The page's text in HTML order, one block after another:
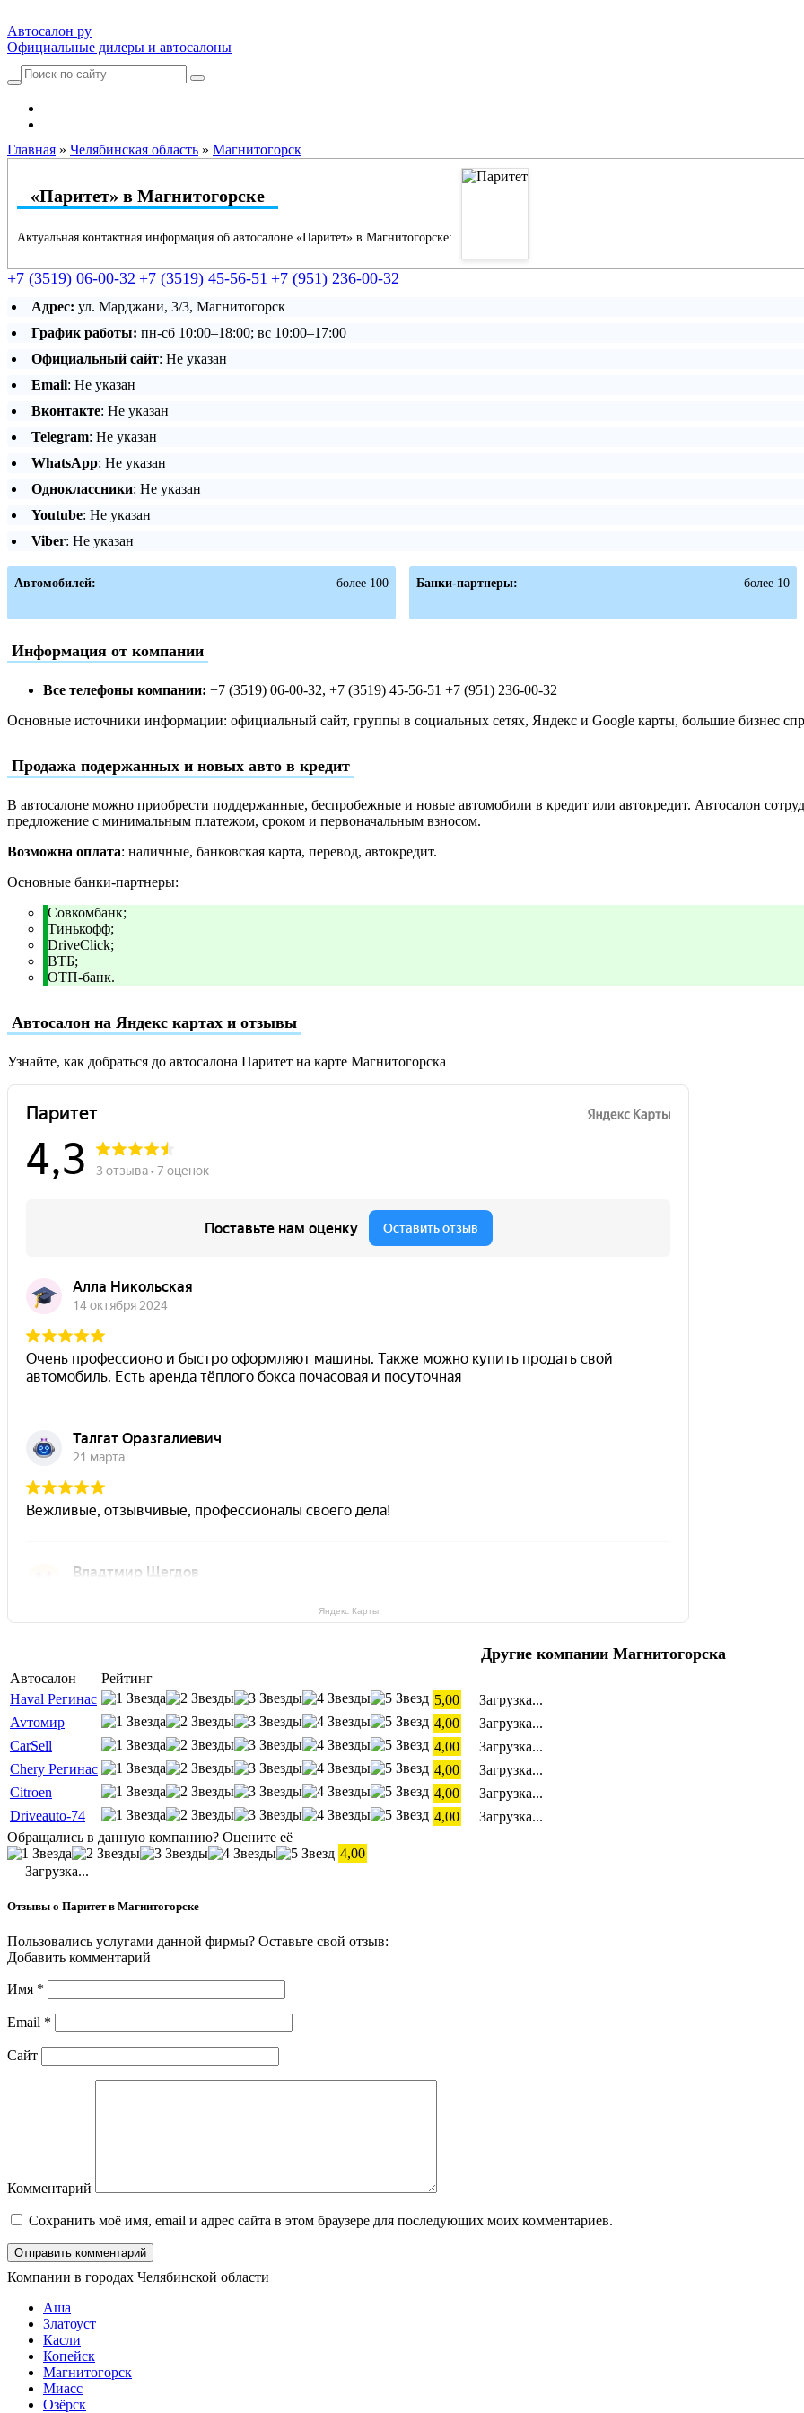
Автосалон ру
Официальные дилеры и автосалоны
Главная » Челябинская область » Магнитогорск
«Паритет» в Магнитогорске
Актуальная контактная информация об автосалоне «Паритет» в Магнитогорске:
+7 (3519) 06-00-32 +7 (3519) 45-56-51 +7 (951) 236-00-32
Адрес: ул. Марджани, 3/3, Магнитогорск
График работы: пн-сб 10:00–18:00; вс 10:00–17:00
Официальный сайт: Не указан
Email: Не указан
Вконтакте: Не указан
Telegram: Не указан
WhatsApp: Не указан
Одноклассники: Не указан
Youtube: Не указан
Viber: Не указан
Автомобилей: более 100 Банки-партнеры: более 10
Информация от компании
Все телефоны компании: +7 (3519) 06-00-32, +7 (3519) 45-56-51 +7 (951) 236-00-32
Основные источники информации: официальный сайт, группы в социальных сетях, Яндекс и Google карты, большие бизнес
Продажа подержанных и новых авто в кредит
В автосалоне можно приобрести поддержанные, беспробежные и новые автомобили в кредит или автокредит. Автосалон
предложение с минимальным платежом, сроком и первоначальным взносом.
Возможна оплата: наличные, банковская карта, перевод, автокредит.
Основные банки-партнеры:
Совкомбанк;
Тинькофф;
DriveClick;
ВТБ;
ОТП-банк.
Автосалон на Яндекс картах и отзывы
Узнайте, как добраться до автосалона Паритет на карте Магнитогорска
Яндекс Карты
Другие компании Магнитогорска
Автосалон
Рейтинг
Haval Регинас
5,00
Загрузка...
Avтoмир
4,00
Загрузка...
CarSell
4,00
Загрузка...
Chery Регинас
4,00
Загрузка...
Citroen
4,00
Загрузка...
Driveauto-74
4,00
Загрузка...
Обращались в данную компанию? Оцените её
4,00
Загрузка...
Отзывы о Паритет в Магнитогорске
Пользовались услугами данной фирмы? Оставьте свой отзыв:
Добавить комментарий
Имя *
Email *
Сайт
Комментарий
Сохранить моё имя, email и адрес сайта в этом браузере для последующих моих комментариев.
Компании в городах Челябинской области
Аша
Златоуст
Касли
Копейск
Магнитогорск
Миасс
Озёрск